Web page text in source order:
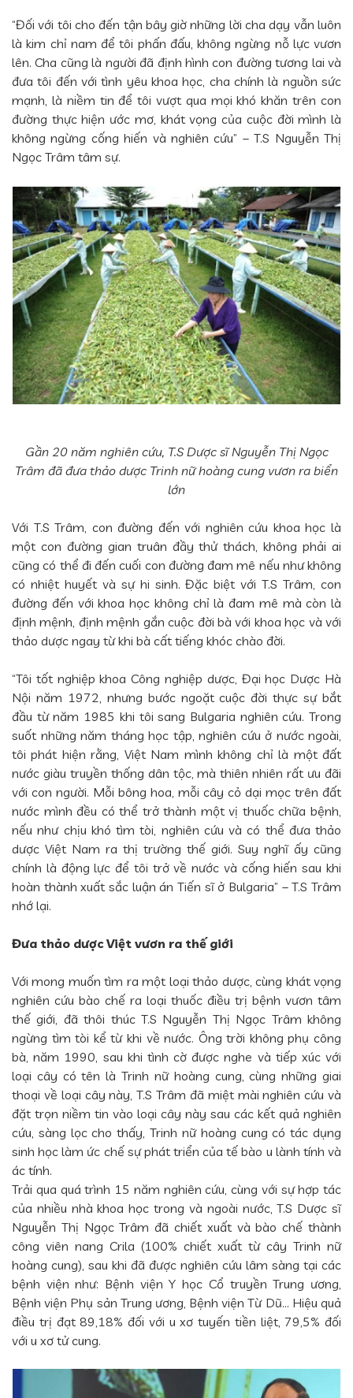
“Đối với tôi cho đến tận bây giờ những lời cha dạy vẫn luôn
là kim chỉ nam để tôi phấn đấu, không ngừng nỗ lực vươn
lên. Cha cũng là người đã định hình con đường tương lai và
đưa tôi đến với tình yêu khoa học, cha chính là nguồn sức
mạnh, là niềm tin để tôi vượt qua mọi khó khăn trên con
đường thực hiện ước mơ, khát vọng của cuộc đời mình là
không ngừng cống hiến và nghiên cứu” – T.S Nguyễn Thị
Ngọc Trâm tâm sự.
Gần 20 năm nghiên cứu, T.S Dược sĩ Nguyễn Thị Ngọc
Trâm đã đưa thảo dược Trinh nữ hoàng cung vươn ra biển
lớn
Với T.S Trâm, con đường đến với nghiên cứu khoa học là
một con đường gian truân đầy thử thách, không phải ai
cũng có thể đi đến cuối con đường đam mê nếu như không
có nhiệt huyết và sự hi sinh. Đặc biệt với T.S Trâm, con
đường đến với khoa học không chỉ là đam mê mà còn là
định mệnh, định mệnh gắn cuộc đời bà với khoa học và với
thảo dược ngay từ khi bà cất tiếng khóc chào đời.
“Tôi tốt nghiệp khoa Công nghiệp dược, Đại học Dược Hà
Nội năm 1972, nhưng bước ngoặt cuộc đời thực sự bắt
đầu từ năm 1985 khi tôi sang Bulgaria nghiên cứu. Trong
suốt những năm tháng học tập, nghiên cứu ở nước ngoài,
tôi phát hiện rằng, Việt Nam mình không chỉ là một đất
nước giàu truyền thống dân tộc, mà thiên nhiên rất ưu đãi
với con người. Mỗi bông hoa, mỗi cây cỏ dại mọc trên đất
nước mình đều có thể trở thành một vị thuốc chữa bệnh,
nếu như chịu khó tìm tòi, nghiên cứu và có thể đưa thảo
dược Việt Nam ra thị trường thế giới. Suy nghĩ ấy cũng
chính là động lực để tôi trở về nước và cống hiến sau khi
hoàn thành xuất sắc luận án Tiến sĩ ở Bulgaria” – T.S Trâm
nhớ lại.
Đưa thảo dược Việt vươn ra thế giới
Với mong muốn tìm ra một loại thảo dược, cùng khát vọng
nghiên cứu bào chế ra loại thuốc điều trị bệnh vươn tâm
thế giới, đã thôi thúc T.S Nguyễn Thị Ngọc Trâm không
ngừng tìm tòi kể từ khi về nước. Ông trời không phụ công
bà, năm 1990, sau khi tình cờ được nghe và tiếp xúc với
loại cây có tên là Trinh nữ hoàng cung, cùng những giai
thoại về loại cây này, T.S Trâm đã miệt mài nghiên cứu và
đặt trọn niềm tin vào loại cây này sau các kết quả nghiên
cứu, sàng lọc cho thấy, Trinh nữ hoàng cung có tác dụng
sinh học làm ức chế sự phát triển của tế bào u lành tính và
ác tính.
Trải qua quá trình 15 năm nghiên cứu, cùng với sự hợp tác
của nhiều nhà khoa học trong và ngoài nước, T.S Dược sĩ
Nguyễn Thị Ngọc Trâm đã chiết xuất và bào chế thành
công viên nang Crila (100% chiết xuất từ cây Trinh nữ
hoàng cung), sau khi đã được nghiên cứu lâm sàng tại các
bệnh viện như: Bệnh viện Y học Cổ truyền Trung ương,
Bệnh viện Phụ sản Trung ương, Bệnh viện Từ Dũ... Hiệu quả
điều trị đạt 89,18% đối với u xơ tuyến tiền liệt, 79,5% đối
với u xơ tử cung.